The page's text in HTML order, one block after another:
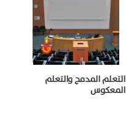
التعلم المدمج والتعلم
المعكوس